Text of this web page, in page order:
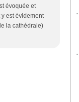
évoquée et
est évidement
la cathédrale)